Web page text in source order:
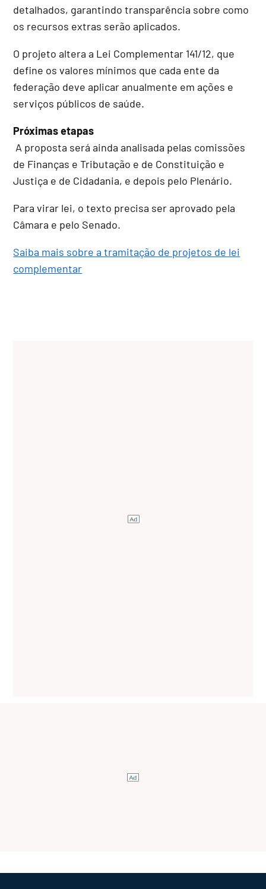
detalhados, garantindo transparência sobre como
os recursos extras serão aplicados.
O projeto altera a Lei Complementar 141/12, que
define os valores mínimos que cada ente da
federação deve aplicar anualmente em ações e
serviços públicos de saúde.
Próximas etapas
A proposta será ainda analisada pelas comissões
de Finanças e Tributação e de Constituição e
Justiça e de Cidadania, e depois pelo Plenário.
Para virar lei, o texto precisa ser aprovado pela
Câmara e pelo Senado.
Saiba mais sobre a tramitação de projetos de lei
complementar